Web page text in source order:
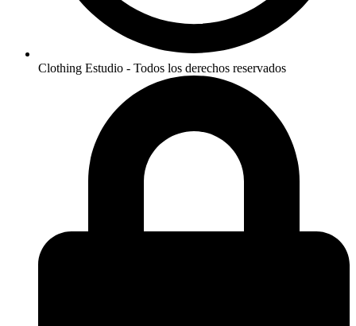
Clothing Estudio - Todos los derechos reservados